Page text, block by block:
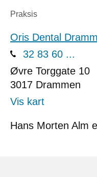
Praksis
Oris Dental
32 83 60 ...
Øvre Torggate 10
3017 Drammen
Vis kart
Hans Morten Alm